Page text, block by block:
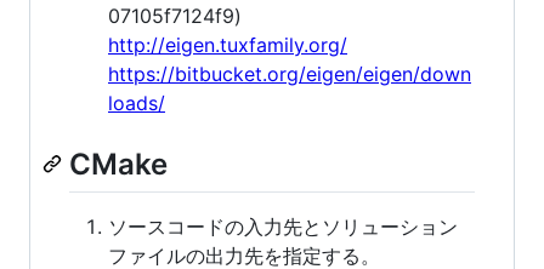
07105f7124f9)
http://eigen.tuxfamily.org/
https://bitbucket.org/eigen/eigen/down
loads/
CMake
ソースコードの入力先とソリューション
ファイルの出力先を指定する。